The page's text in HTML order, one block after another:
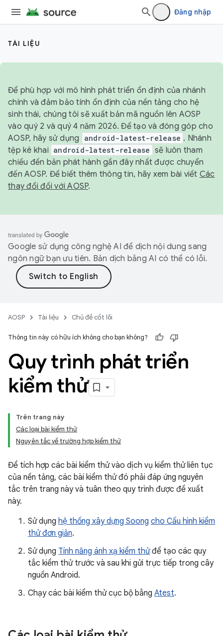
Đăng nhập
TÀI LIỆU
Để phù hợp với mô hình phát triển ổn định của nhánh
chính và đảm bảo tính ổn định của nền tảng cho hệ
sinh thái, chúng tôi sẽ xuất bản mã nguồn lên AOSP
vào quý 2 và quý 4 năm 2026. Để tạo và đóng góp cho
AOSP, hãy sử dụng
android-latest-release . Nhánh
tệp kê khai android-latest-release sẽ luôn tham
chiếu đến bản phát hành gần đây nhất được chuyển
đến AOSP. Để biết thêm thông tin, hãy xem bài viết Các
thay đổi đối với AOSP.
Google sử dụng công nghệ AI để dịch nội dung sang
ngôn ngữ bạn ưu tiên. Bản dịch bằng AI có thể có lỗi.
AOSP Tài liệu Chủ đề cốt lõi
Thông tin này có hữu ích không cho bạn không?
Quy trình phát triển
kiểm thử
Trên trang này
Các loại bài kiểm thử
Nguyên tắc về trường hợp kiểm thử
Để tích hợp các bài kiểm thử vào dịch vụ kiểm thử liên tục
của nền tảng, các bài kiểm thử đó phải đáp ứng nguyên
tắc trên trang này và tuân theo quy trình được đề xuất
này.
Sử dụng hệ thống xây dựng Soong cho Cấu hình kiểm
thử đơn giản.
Sử dụng Tính năng ánh xạ kiểm thửđể tạo các quy
tắc kiểm thử trước và sau khi gửi trực tiếp trong cây
nguồn Android.
Chạy các bài kiểm thử cục bộ bằng Atest.